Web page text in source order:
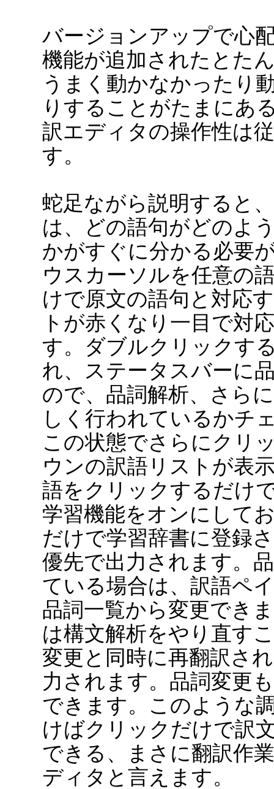
バージョンアップで心
機能が追加されたとた
うまく動かなかったり
りすることがたまにあ
訳エディタの操作性は
す。
蛇足ながら説明すると
は、どの語句がどのよ
かがすぐに分かる必要
ウスカーソルを任意の
けで原文の語句と対応
トが赤くなり一目で対
す。ダブルクリックす
れ、ステータスバーに
ので、品詞解析、さら
しく行われているかチ
この状態でさらにクリ
ウンの訳語リストが表
語をクリックするだけ
学習機能をオンにして
だけで学習辞書に登録
優先で出力されます。
ている場合は、訳語ペ
品詞一覧から変更でき
は構文解析をやり直す
変更と同時に再翻訳さ
力されます。品詞変更
できます。このような
けばクリックだけで訳
できる、まさに翻訳作
ディタと言えます。